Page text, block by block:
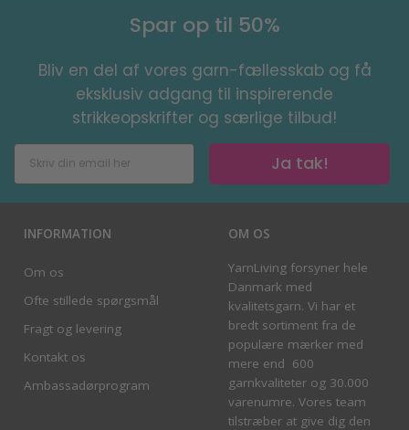
Spar op til 50%
Bliv en del af vores garn-fællesskab og få
eksklusiv adgang til inspirerende
strikkeopskrifter og særlige tilbud!
Ja tak!
INFORMATION
Om os
Ofte stillede spørgsmål
Fragt og levering
Kontakt os
Ambassadørprogram
OM OS
YarnLiving forsyner hele
Danmark med
kvalitetsgarn. Vi har et
bredt sortiment fra de
populære mærker med
mere end 600
garnkvaliteter og 30.000
varenumre. Vores team
tilstræber at give dig den